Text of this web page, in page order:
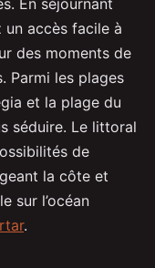
En séjournant
un accès facile à
des moments de
Parmi les plages
et la plage du
séduire. Le littoral
de
la côte et
sur l’océan
.